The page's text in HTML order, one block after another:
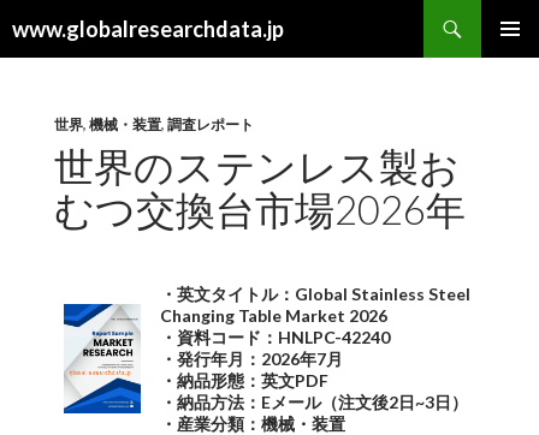
www.globalresearchdata.jp
索
世界, 機械・装置, 調査レポート
世界のステンレス製お
むつ交換台市場2026年
・英文タイトル：Global Stainless Steel
Changing Table Market 2026
・資料コード：HNLPC-42240
・発行年月：2026年7月
・納品形態：英文PDF
・納品方法：Eメール（注文後2日~3日）
・産業分類：機械・装置